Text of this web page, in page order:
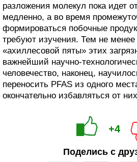
разложения молекул пока идет
медленно, а во время
формироваться побочные
требуют изучения. Тем не менее
«ахиллесовой пяты» этих
важнейший научно-
человечество, наконец,
переносить PFAS из одного
окончательно избавляться от
+4
Поделись с